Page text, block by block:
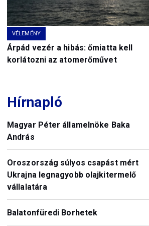
VÉLEMÉNY
Árpád vezér a hibás: őmiatta kell
korlátozni az atomerőművet
Hírnapló
Magyar Péter államelnöke Baka
András
Oroszország súlyos csapást mért
Ukrajna legnagyobb olajkitermelő
vállalatára
Balatonfüredi Borhetek